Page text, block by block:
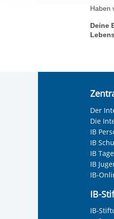
Haben
Deine
Der
Die
IB
IB
IB
IB
IB-
IB-
IB-